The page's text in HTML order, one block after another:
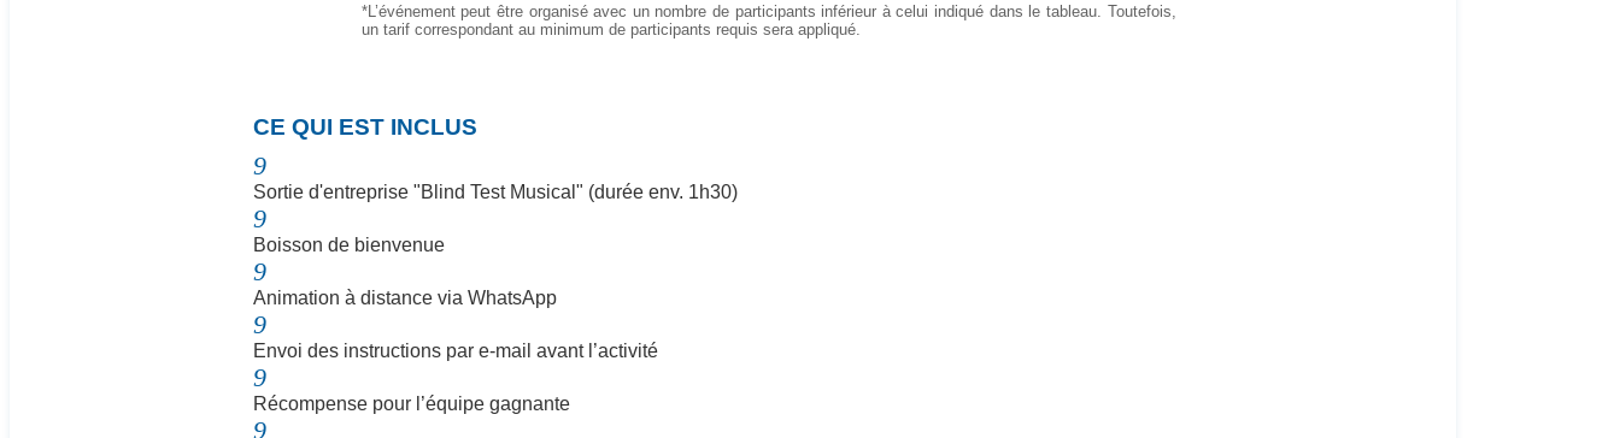
*L’événement peut être organisé avec un nombre de participants inférieur à celui indiqué dans le tableau. Toutefois,
un tarif correspondant au minimum de participants requis sera appliqué.
CE QUI EST INCLUS
9
Sortie d'entreprise "Blind Test Musical" (durée env. 1h30)
9
Boisson de bienvenue
9
Animation à distance via WhatsApp
9
Envoi des instructions par e-mail avant l’activité
9
Récompense pour l’équipe gagnante
9